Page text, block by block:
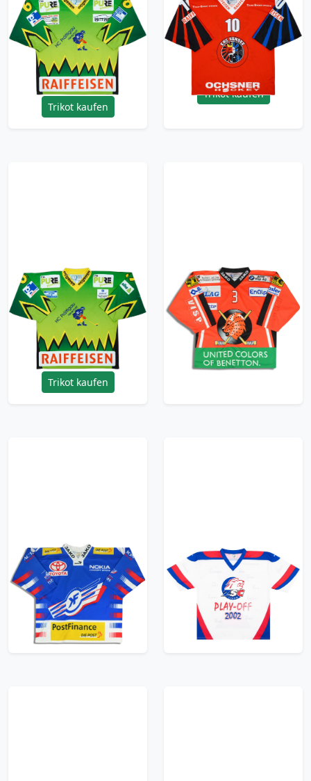
2010s HC Prattigau-
Herrschaft #68
Ochsner Hockey
Home Jersey - 7/10 -
(XL)
53.99£ · ca. €64
Trikot kaufen
2000-02 EHC Sensee
#10 Ochsner Hockey
Home Jersey - 7/10 -
(XL)
53.99£ · ca. €64
Trikot kaufen
2010s HC Prattigau-
Herrschaft #69
Ochsner Hockey
Home Jersey - 6/10 -
(XL)
53.99£ · ca. €64
Trikot kaufen
2006-07 EHC Visp Galli
#3 Ochsner Jersey
(Home) XL
47.99£ · ca. €57
Trikot kaufen
2003-04 Kloten Flyers
Ochsner Jersey
(Home) XXL
47.99£ · ca. €57
Trikot kaufen
2002 ZSC Lions Play-
Off Ochsner Jersey
XXL
47.99£ · ca. €57
Trikot kaufen